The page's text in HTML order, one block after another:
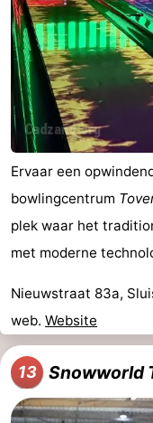
Ervaar een
bowlingcentrum
plek waar het
met moderne
Nieuwstraat 83a,
web. Website
13 Snowworld